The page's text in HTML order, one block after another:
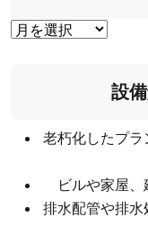
設
老朽化したプ
ビルや家屋
排水配管や排水